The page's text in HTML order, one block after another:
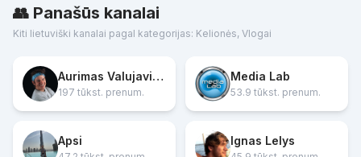
👥 Panašūs kanalai
Kiti lietuviški kanalai pagal kategorijas: Kelionės, Vlogai
Aurimas Valujavičius
197 tūkst. prenum.
Media Lab
53.9 tūkst. prenum.
Apsi Ignas Lelys